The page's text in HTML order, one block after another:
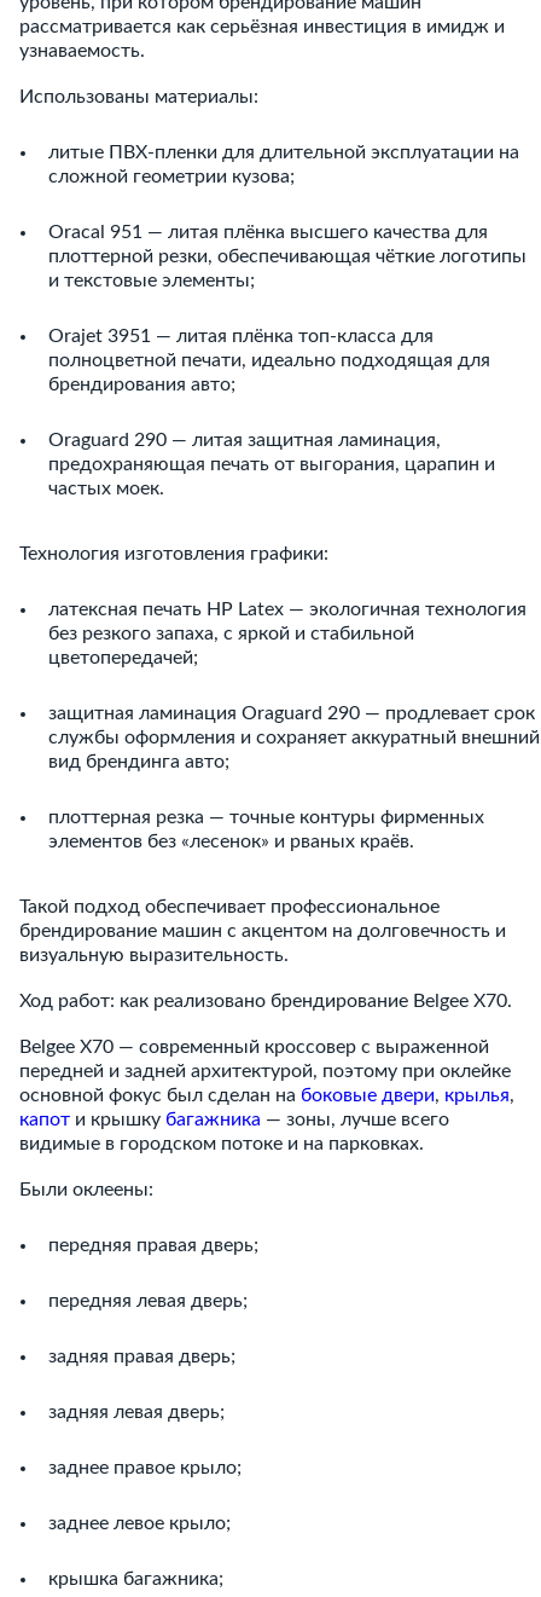
рассматривается как серьёзная инвестиция в имидж и
узнаваемость.
Использованы материалы:
литые ПВХ‑пленки для длительной эксплуатации на
сложной геометрии кузова;
Oracal 951 — литая плёнка высшего качества для
плоттерной резки, обеспечивающая чёткие логотипы
и текстовые элементы;
Orajet 3951 — литая плёнка топ‑класса для
полноцветной печати, идеально подходящая для
брендирования авто;
Oraguard 290 — литая защитная ламинация,
предохраняющая печать от выгорания, царапин и
частых моек.
Технология изготовления графики:
латексная печать HP Latex — экологичная технология
без резкого запаха, с яркой и стабильной
цветопередачей;
защитная ламинация Oraguard 290 — продлевает срок
службы оформления и сохраняет аккуратный внешний
вид брендинга авто;
плоттерная резка — точные контуры фирменных
элементов без «лесенок» и рваных краёв.
Такой подход обеспечивает профессиональное
брендирование машин с акцентом на долговечность и
визуальную выразительность.
Ход работ: как реализовано брендирование Belgee X70.
Belgee X70 — современный кроссовер с выраженной
передней и задней архитектурой, поэтому при оклейке
основной фокус был сделан на боковые двери, крылья,
капот и крышку багажника — зоны, лучше всего
видимые в городском потоке и на парковках.
Были оклеены:
передняя правая дверь;
передняя левая дверь;
задняя правая дверь;
задняя левая дверь;
заднее правое крыло;
заднее левое крыло;
крышка багажника;